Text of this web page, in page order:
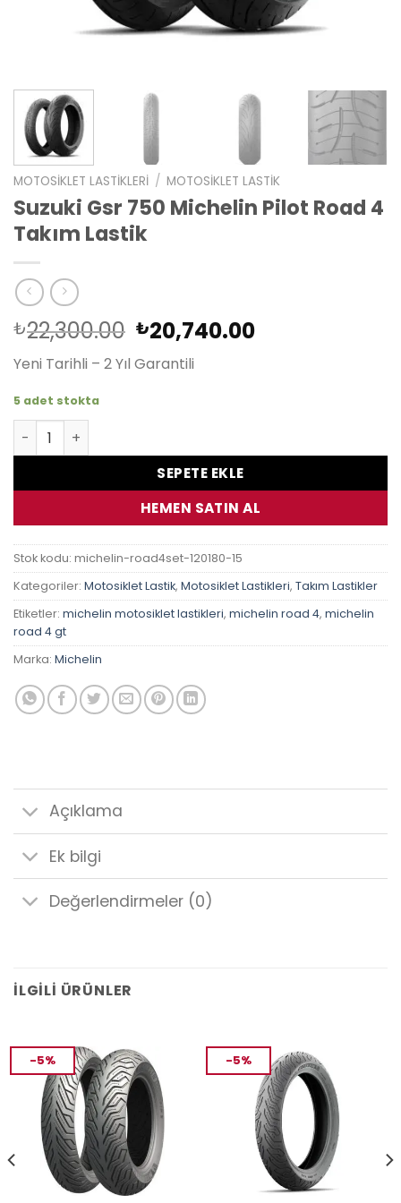
MOTOSIKLET LASTIKLERI / MOTOSIKLET LASTIK
Suzuki Gsr 750 Michelin Pilot Road 4
Takım Lastik
₺22,300.00 Orijinal
fiyat:
₺22,300.00.
₺20,740.00Şu
Yeni Tarihli – 2 Yıl Garantili
5 adet stokta
Suzuki Gsr 750 Michelin Pilot Road 4 Takım Lastik adet
SEPETE EKLE
HEMEN SATIN AL
Stok kodu: michelin-road4set-120180-15
Kategoriler: Motosiklet Lastik, Motosiklet Lastikleri, Takım Lastikler
Etiketler: michelin motosiklet lastikleri, michelin road 4, michelin
road 4 gt
Marka: Michelin
Açıklama
Ek bilgi
Değerlendirmeler (0)
İLGILI ÜRÜNLER
-5% -5%